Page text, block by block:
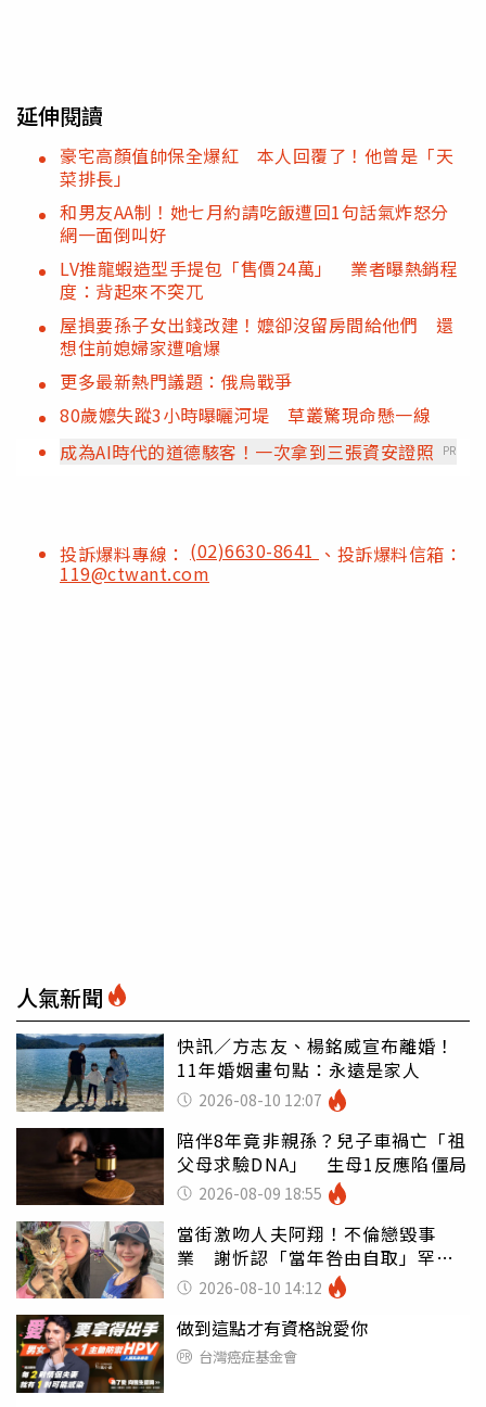
延伸閱讀
豪宅高顏值帥保全爆紅 本人回覆了！他曾是「天
菜排長」
和男友AA制！她七月約請吃飯遭回1句話氣炸怒分
網一面倒叫好
LV推龍蝦造型手提包「售價24萬」 業者曝熱銷程
度：背起來不突兀
屋損要孫子女出錢改建！嬤卻沒留房間給他們 還
想住前媳婦家遭嗆爆
更多最新熱門議題：俄烏戰爭
80歲嬤失蹤3小時曝曬河堤 草叢驚現命懸一線
成為AI時代的道德駭客！一次拿到三張資安證照
PR
投訴爆料專線： (02)6630-8641 、投訴爆料信箱：
119@ctwant.com
人氣新聞
快訊／方志友、楊銘威宣布離婚！
11年婚姻畫句點：永遠是家人
2026-08-10 12:07
陪伴8年竟非親孫？兒子車禍亡「祖
父母求驗DNA」 生母1反應陷僵局
2026-08-09 18:55
當街激吻人夫阿翔！不倫戀毀事
業 謝忻認「當年咎由自取」罕吐
心聲2026-08-10 14:12
做到這點才有資格說愛你
台灣癌症基金會